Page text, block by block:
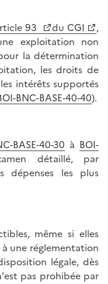
93 du CGI
,
exploitation non
la détermination
les droits de
intérêts supportés
BNC-BASE-40-40).
BASE-40-30 à BOI-
détaillé, par
dépenses les plus
même si elles
une réglementation
légale, dès
pas prohibée par